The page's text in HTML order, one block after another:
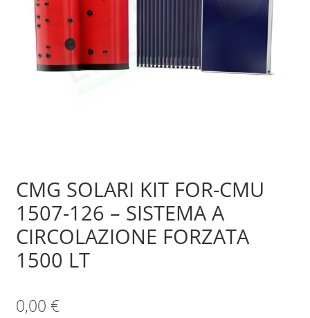
Produttori
Sample Page
CMG SOLARI KIT FOR-CMU
1507-126 – SISTEMA A
CIRCOLAZIONE FORZATA
1500 LT
0,00 €